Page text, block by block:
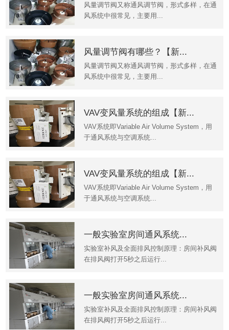
风量调节阀又称通风调节阀，形式多样，在通
风系统中很常见，主要用...
风量调节阀有哪些？【新...
风量调节阀又称通风调节阀，形式多样，在通
风系统中很常见，主要用...
VAV变风量系统的组成【新...
VAV系统即Variable Air Volume System，用
于通风系统与空调系统...
VAV变风量系统的组成【新...
VAV系统即Variable Air Volume System，用
于通风系统与空调系统...
一般实验室房间通风系统...
实验室补风及全面排风控制原理：房间补风阀
在排风阀打开5秒之后运行...
一般实验室房间通风系统...
实验室补风及全面排风控制原理：房间补风阀
在排风阀打开5秒之后运行...